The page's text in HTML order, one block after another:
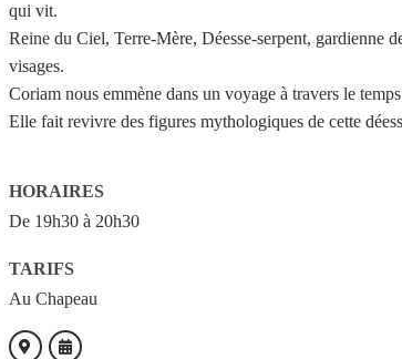
qui vit.
Reine du Ciel, Terre-Mère, Déesse-serpent, gardienne
visages.
Coriam nous emmène dans un voyage à travers le
Elle fait revivre des figures mythologiques de cette
HORAIRES
De 19h30 à 20h30
TARIFS
Au Chapeau